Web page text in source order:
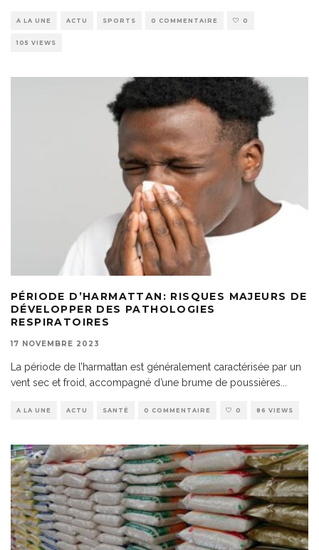
A LA UNE ACTU SPORTS 0 COMMENTAIRE 0
105 VIEWS
PÉRIODE D’HARMATTAN: RISQUES MAJEURS DE
DÉVELOPPER DES PATHOLOGIES
RESPIRATOIRES
17 NOVEMBRE 2023
La période de l’harmattan est généralement caractérisée par un
vent sec et froid, accompagné d’une brume de poussières
A LA UNE ACTU SANTÉ 0 COMMENTAIRE 0 86 VIEWS